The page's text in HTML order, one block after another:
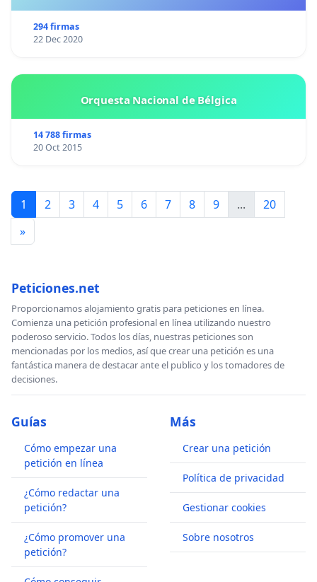
294 firmas
22 Dec 2020
Orquesta Nacional de Bélgica
14 788 firmas
20 Oct 2015
1 2 3 4 5 6 7 8 9 ...
20
»
Peticiones.net
Proporcionamos alojamiento gratis para peticiones en línea.
Comienza una petición profesional en línea utilizando nuestro
poderoso servicio. Todos los días, nuestras peticiones son
mencionadas por los medios, así que crear una petición es una
fantástica manera de destacar ante el publico y los tomadores de
decisiones.
Guías
Cómo empezar una
petición en línea
¿Cómo redactar una
petición?
¿Cómo promover una
petición?
Más
Crear una petición
Política de privacidad
Gestionar cookies
Sobre nosotros